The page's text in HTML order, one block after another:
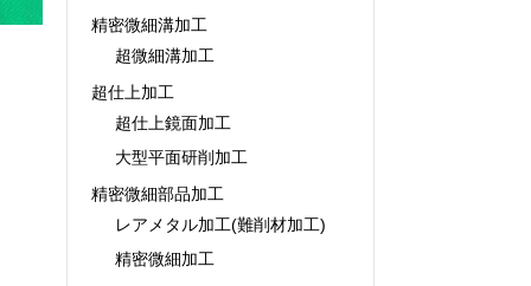
精密微細溝加工
超微細溝加工
超仕上加工
超仕上鏡面加工
大型平面研削加工
精密微細部品加工
レアメタル加工(難削材加工)
精密微細加工